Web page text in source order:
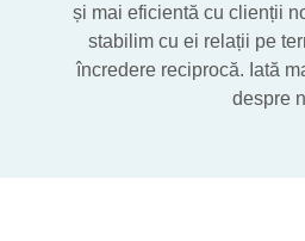
și mai eficientă cu clienții
stabilim cu ei relații pe
încredere reciprocă. Iată
despre